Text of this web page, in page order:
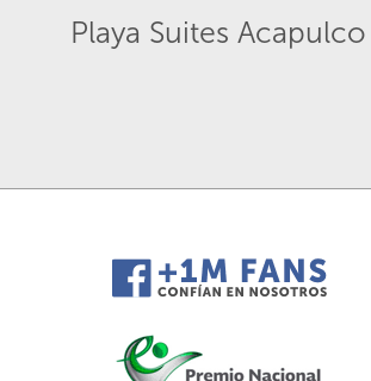
Playa Suites Acapulco